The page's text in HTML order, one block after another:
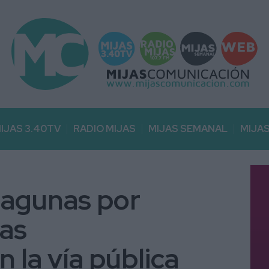
3.40TV RADIO MIJAS MIJAS SEMANAL
por
la vía pública